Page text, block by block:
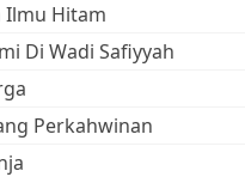
Ilmu Hitam
Di Wadi Safiyyah
Perkahwinan